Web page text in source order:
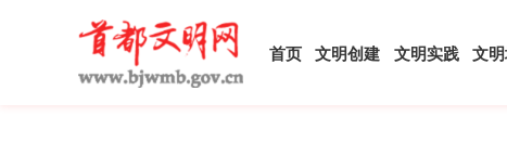
首页 文明创建 文明实践 文